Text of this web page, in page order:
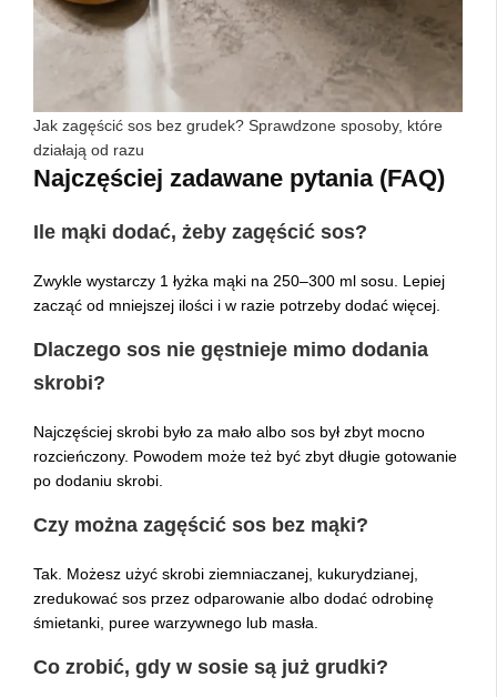
Jak zagęścić sos bez grudek? Sprawdzone sposoby, które
działają od razu
Najczęściej zadawane pytania (FAQ)
Ile mąki dodać, żeby zagęścić sos?
Zwykle wystarczy 1 łyżka mąki na 250–300 ml sosu. Lepiej
zacząć od mniejszej ilości i w razie potrzeby dodać więcej.
Dlaczego sos nie gęstnieje mimo dodania
skrobi?
Najczęściej skrobi było za mało albo sos był zbyt mocno
rozcieńczony. Powodem może też być zbyt długie gotowanie
po dodaniu skrobi.
Czy można zagęścić sos bez mąki?
Tak. Możesz użyć skrobi ziemniaczanej, kukurydzianej,
zredukować sos przez odparowanie albo dodać odrobinę
śmietanki, puree warzywnego lub masła.
Co zrobić, gdy w sosie są już grudki?